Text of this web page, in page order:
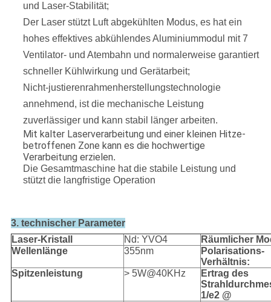
und Laser-Stabilität;
Der Laser stützt Luft abgekühlten Modus, es hat ein
hohes effektives abkühlendes Aluminiummodul mit 7
Ventilator- und Atembahn und normalerweise garantiert
schneller Kühlwirkung und Gerätarbeit;
Nicht-justierenrahmenherstellungstechnologie
annehmend, ist die mechanische Leistung
zuverlässiger und kann stabil länger arbeiten.
Mit kalter Laserverarbeitung und einer kleinen Hitze-
betroffenen Zone kann es die hochwertige
Verarbeitung erzielen.
Die Gesamtmaschine hat die stabile Leistung und
stützt die langfristige Operation
3. technischer Parameter
Laser-Kristall
Nd: YVO4
Räumlicher
Wellenlänge
355nm
Polarisations-
Verhältnis:
Spitzenleistung
> 5W@40KHz
Ertrag des
1/e2 @